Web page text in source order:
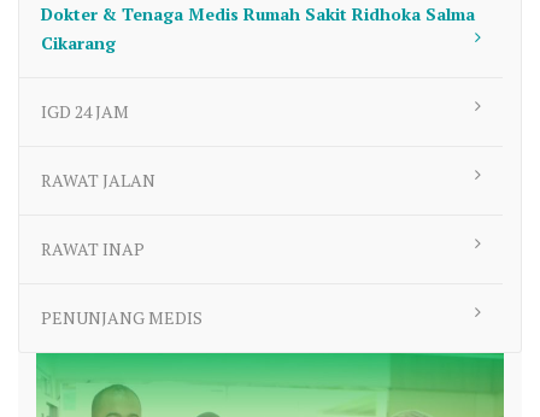
Dokter & Tenaga Medis Rumah Sakit Ridhoka Salma
Cikarang
IGD 24 JAM
RAWAT JALAN
RAWAT INAP
PENUNJANG MEDIS